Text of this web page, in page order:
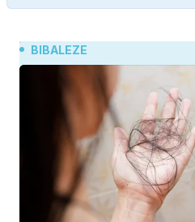
BIBALEZE